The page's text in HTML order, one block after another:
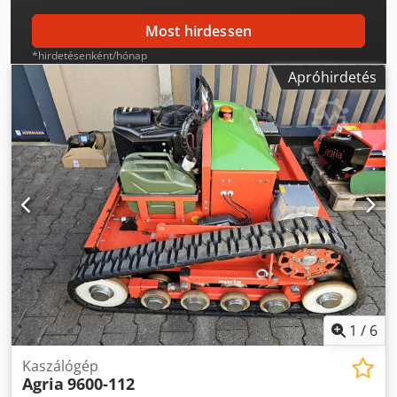
Most hirdessen
*hirdetésenként/hónap
Apróhirdetés
1 / 6
Kaszálógép
Agria 9600-112